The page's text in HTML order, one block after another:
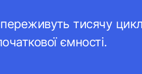
тисячу
ємності.